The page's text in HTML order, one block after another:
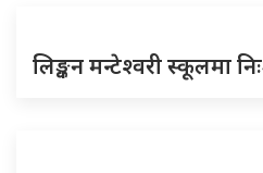
लिङ्कन मन्टेश्वरी स्कूलमा